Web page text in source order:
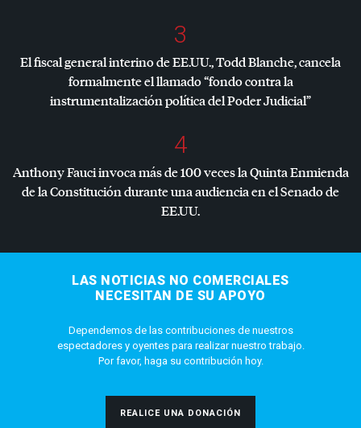
3
El fiscal general interino de EE.UU., Todd Blanche, cancela
formalmente el llamado “fondo contra la
instrumentalización política del Poder Judicial”
4
Anthony Fauci invoca más de 100 veces la Quinta Enmienda
de la Constitución durante una audiencia en el Senado de
EE.UU.
LAS NOTICIAS NO COMERCIALES
NECESITAN DE SU APOYO
Dependemos de las contribuciones de nuestros
espectadores y oyentes para realizar nuestro trabajo.
Por favor, haga su contribución hoy.
REALICE UNA DONACIÓN